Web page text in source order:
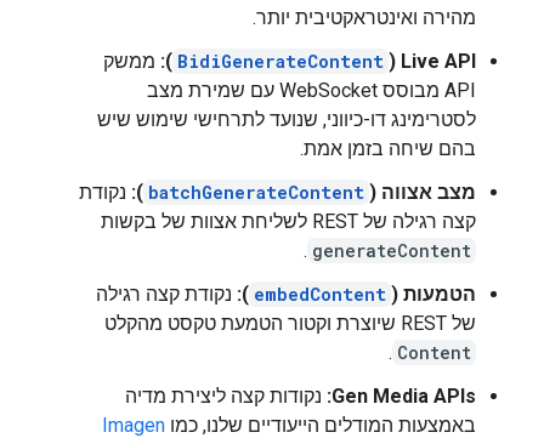
מהירה ואינטראקטיבית יותר.
Live API‏ (
BidiGenerateContent
): ממשק
API מבוסס WebSocket עם שמירת מצב
לסטרימינג דו-כיווני, שנועד לתרחישי שימוש שיש
בהם שיחה בזמן אמת.
מצב אצווה ( batchGenerateContent
): נקודת
קצה רגילה של REST לשליחת אצוות של בקשות
generateContent
.
הטמעות ( embedContent
): נקודת קצה רגילה
של REST שיוצרת וקטור הטמעת טקסט מהקלט
Content
.
Gen Media APIs: נקודות קצה ליצירת מדיה
באמצעות המודלים הייעודיים שלנו, כמו Imagen